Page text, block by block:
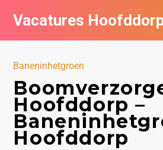
Vacatures
Baneninhetgroen
Hoofddorp –
Hoofddorp
Vacatures per bedrijf in Hoofddorp